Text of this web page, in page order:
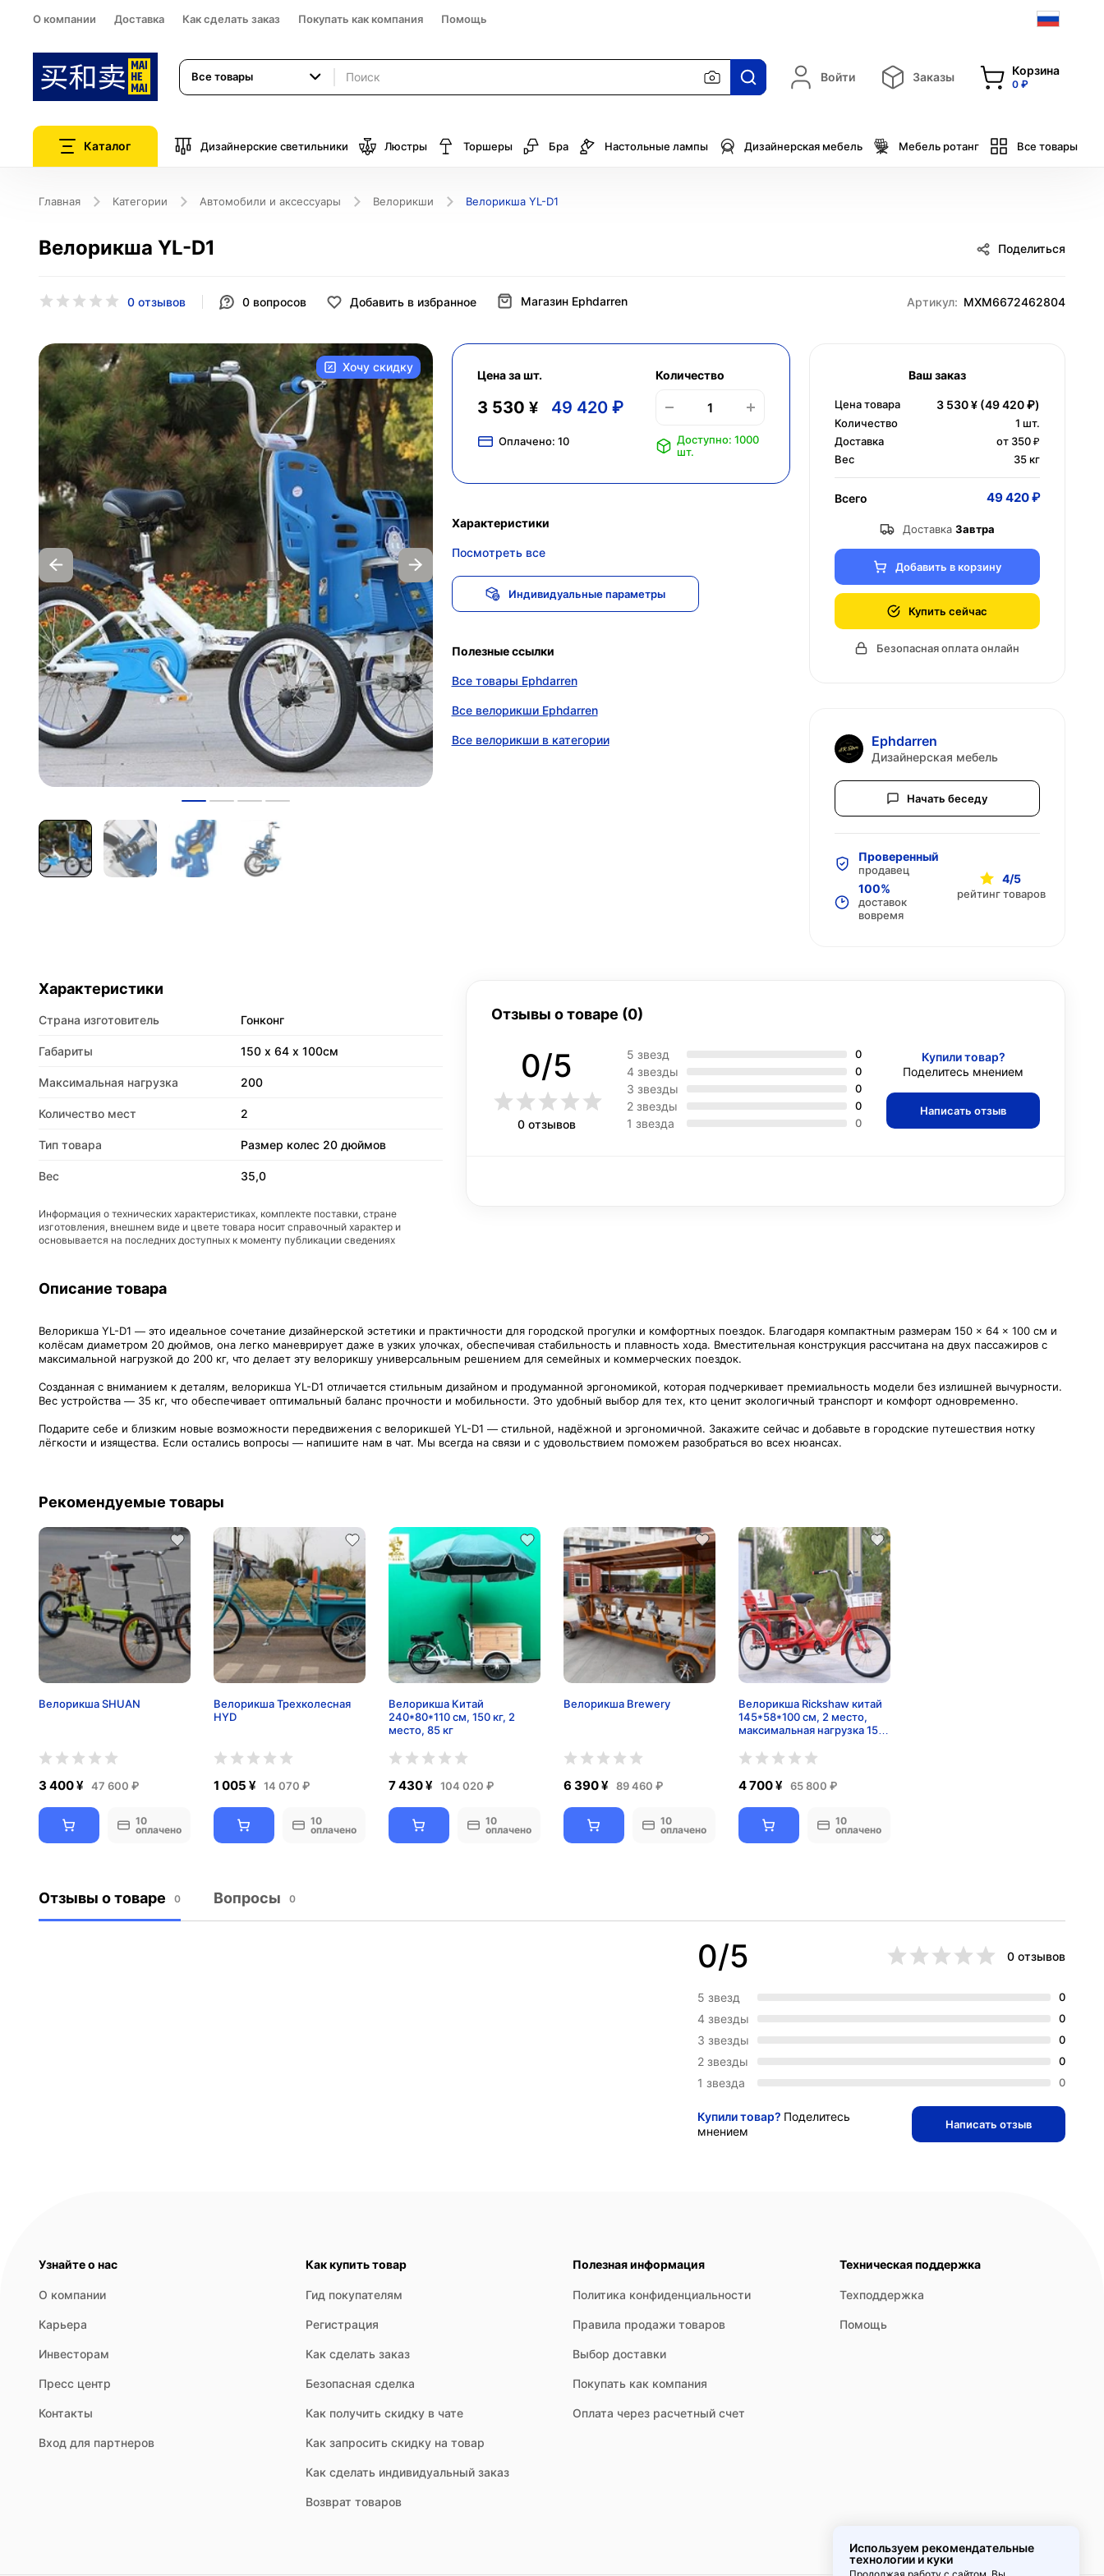
О компании Доставка Как сделать заказ Покупать как компания Помощь
Все товары Войти Заказы Корзина
0 ₽
Каталог Дизайнерские светильники Люстры Торшеры Бра Настольные лампы Дизайнерская мебель Мебель ротанг Все товары
Главная Категории Автомобили и аксессуары Велорикши Велорикша YL-D1
Велорикша YL-D1
0 отзывов 0 вопросов Добавить в избранное
Поделиться
Магазин Ephdarren Артикул: MXM6672462804
Хочу скидку
Цена за шт.
3 530 ¥ 49 420 ₽
Оплачено: 10
Количество
Доступно: 1000
шт.
Характеристики
Посмотреть все
Индивидуальные параметры
Полезные ссылки
Все товары Ephdarren
Все велорикши Ephdarren
Все велорикши в категории
Ваш заказ
Цена товара 3 530 ¥ (49 420 ₽)
Количество 1 шт.
Доставка
от 350 ₽
Вес
35 кг
Всего 49 420 ₽
Доставка Завтра
Добавить в корзину
Купить сейчас
Безопасная оплата онлайн
Ephdarren
Дизайнерская мебель
Начать беседу
Проверенный
продавец
100%
доставок
вовремя
4/5
рейтинг товаров
Характеристики
Страна изготовитель Гонконг
Габариты 150 х 64 х 100см
Максимальная нагрузка 200
Количество мест 2
Тип товара Размер колес 20 дюймов
Вес 35,0
Информация о технических характеристиках, комплекте поставки, стране
изготовления, внешнем виде и цвете товара носит справочный характер и
основывается на последних доступных к моменту публикации сведениях
Отзывы о товаре (0)
0/5
0 отзывов
5 звезд 0
4 звезды 0
3 звезды 0
2 звезды 0
1 звезда 0
Купили товар?
Поделитесь мнением
Написать отзыв
Описание товара
Велорикша YL-D1 — это идеальное сочетание дизайнерской эстетики и практичности для городской прогулки и комфортных поездок. Благодаря компактным размерам 150 × 64 × 100 см и
колёсам диаметром 20 дюймов, она легко маневрирует даже в узких улочках, обеспечивая стабильность и плавность хода. Вместительная конструкция рассчитана на двух пассажиров с
максимальной нагрузкой до 200 кг, что делает эту велорикшу универсальным решением для семейных и коммерческих поездок.
Созданная с вниманием к деталям, велорикша YL-D1 отличается стильным дизайном и продуманной эргономикой, которая подчеркивает премиальность модели без излишней вычурности.
Вес устройства — 35 кг, что обеспечивает оптимальный баланс прочности и мобильности. Это удобный выбор для тех, кто ценит экологичный транспорт и комфорт одновременно.
Подарите себе и близким новые возможности передвижения с велорикшей YL-D1 — стильной, надёжной и эргономичной. Закажите сейчас и добавьте в городские путешествия нотку
лёгкости и изящества. Если остались вопросы — напишите нам в чат. Мы всегда на связи и с удовольствием поможем разобраться во всех нюансах.
Рекомендуемые товары
Велорикша SHUAN
3 400 ¥ 47 600 ₽
10
оплачено
Велорикша Трехколесная
HYD
1 005 ¥ 14 070 ₽
10
оплачено
Велорикша Китай
240*80*110 см, 150 кг, 2
место, 85 кг
7 430 ¥ 104 020 ₽
10
оплачено
Велорикша Brewery
6 390 ¥ 89 460 ₽
10
оплачено
Велорикша Rickshaw китай
145*58*100 см, 2 место,
максимальная нагрузка 150
4 700 ¥ 65 800 ₽
10
оплачено
Отзывы о товаре 0 Вопросы 0
0/5 0 отзывов
5 звезд 0
4 звезды 0
3 звезды 0
2 звезды 0
1 звезда 0
Купили товар? Поделитесь
мнением
Написать отзыв
Узнайте о нас
О компании
Карьера
Инвесторам
Пресс центр
Контакты
Вход для партнеров
Как купить товар
Гид покупателям
Регистрация
Как сделать заказ
Безопасная сделка
Как получить скидку в чате
Как запросить скидку на товар
Как сделать индивидуальный заказ
Возврат товаров
Полезная информация
Политика конфиденциальности
Правила продажи товаров
Выбор доставки
Покупать как компания
Оплата через расчетный счет
Техническая поддержка
Техподдержка
Помощь
Используем рекомендательные
технологии и куки